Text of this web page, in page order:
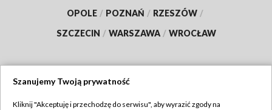
OPOLE / POZNAŃ / RZESZÓW /
SZCZECIN / WARSZAWA / WROCŁAW
Szanujemy Twoją prywatność
Kliknij "Akceptuję i przechodzę do serwisu", aby wyrazić zgody na